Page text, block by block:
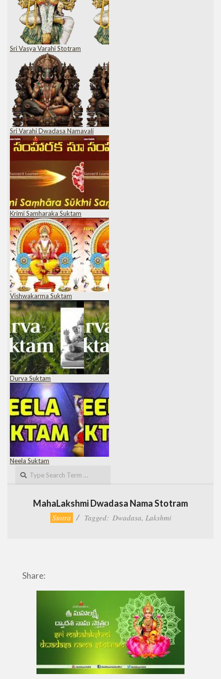
Sri Vasya Varahi Stotram
Sri Varahi Dwadasa Namavali
Krimi Samharaka Suktam
Vishwakarma Suktam
Durva Suktam
Neela Suktam
MahaLakshmi Dwadasa Nama Stotram
Stotra Tagged: Dwadasa, Lakshmi
Share: